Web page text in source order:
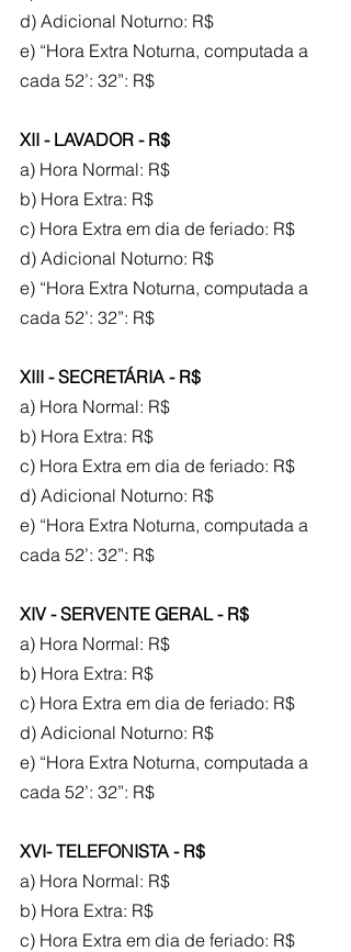
d) Adicional Noturno: R$
e) “Hora Extra Noturna, computada a
cada 52’: 32”: R$
XII - LAVADOR - R$
a) Hora Normal: R$
b) Hora Extra: R$
c) Hora Extra em dia de feriado: R$
d) Adicional Noturno: R$
e) “Hora Extra Noturna, computada a
cada 52’: 32”: R$
XIII - SECRETÁRIA - R$
a) Hora Normal: R$
b) Hora Extra: R$
c) Hora Extra em dia de feriado: R$
d) Adicional Noturno: R$
e) “Hora Extra Noturna, computada a
cada 52’: 32”: R$
XIV - SERVENTE GERAL - R$
a) Hora Normal: R$
b) Hora Extra: R$
c) Hora Extra em dia de feriado: R$
d) Adicional Noturno: R$
e) “Hora Extra Noturna, computada a
cada 52’: 32”: R$
XVI- TELEFONISTA - R$
a) Hora Normal: R$
b) Hora Extra: R$
c) Hora Extra em dia de feriado: R$